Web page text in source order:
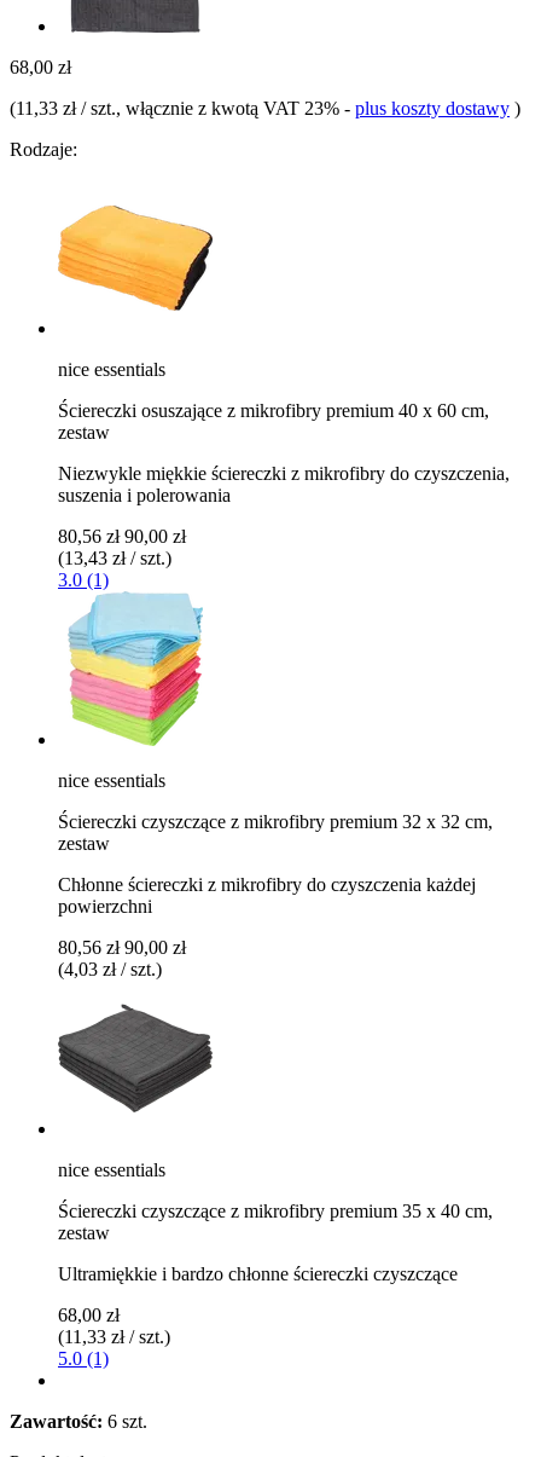
68,00 zł
(11,33 zł / szt., włącznie z kwotą VAT 23% - plus koszty dostawy )
Rodzaje:
nice essentials
Ściereczki osuszające z mikrofibry premium 40 x 60 cm,
zestaw
Niezwykle miękkie ściereczki z mikrofibry do czyszczenia,
suszenia i polerowania
80,56 zł 90,00 zł
(13,43 zł / szt.)
3.0 (1)
nice essentials
Ściereczki czyszczące z mikrofibry premium 32 x 32 cm,
zestaw
Chłonne ściereczki z mikrofibry do czyszczenia każdej
powierzchni
80,56 zł 90,00 zł
(4,03 zł / szt.)
nice essentials
Ściereczki czyszczące z mikrofibry premium 35 x 40 cm,
zestaw
Ultramiękkie i bardzo chłonne ściereczki czyszczące
68,00 zł
(11,33 zł / szt.)
5.0 (1)
Zawartość: 6 szt.